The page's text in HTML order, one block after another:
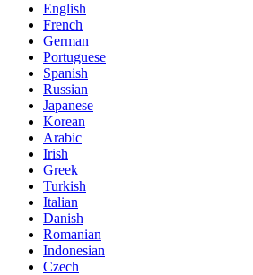
English
French
German
Portuguese
Spanish
Russian
Japanese
Korean
Arabic
Irish
Greek
Turkish
Italian
Danish
Romanian
Indonesian
Czech